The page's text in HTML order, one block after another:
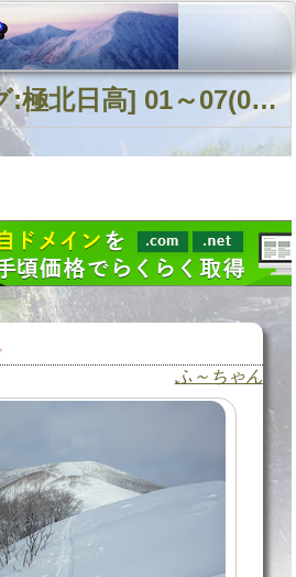
日記の検索 [タグ:極北日高] 01～07(07件中)
ふ～ちゃん